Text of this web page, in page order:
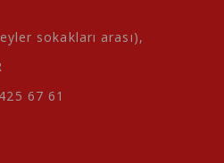
sokakları arası),
67 61